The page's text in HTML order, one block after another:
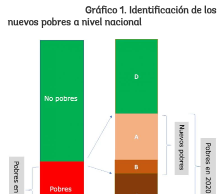
Gráfico 1. Identificación de los
nuevos pobres a nivel nacional